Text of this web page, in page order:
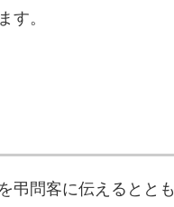
す。
弔問客に伝えるととも